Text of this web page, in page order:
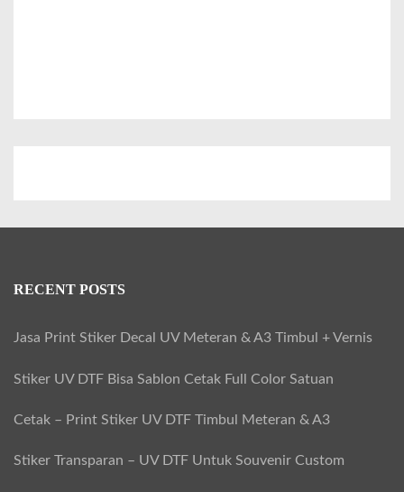
RECENT POSTS
Jasa Print Stiker Decal UV Meteran & A3 Timbul + Vernis
Stiker UV DTF Bisa Sablon Cetak Full Color Satuan
Cetak – Print Stiker UV DTF Timbul Meteran & A3
Stiker Transparan – UV DTF Untuk Souvenir Custom